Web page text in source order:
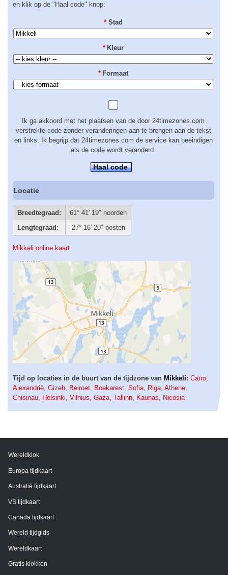
en klik op de "Haal code" knop:
* Stad
* Kleur
* Formaat
Ik ga akkoord met het plaatsen van de door 24timezones.com
verstrekte code zonder veranderingen aan te brengen aan de tekst
en links. Ik begrijp dat 24timezones.com de service kan beëindigen
als de code wordt veranderd.
Haal code
Locatie
Breedtegraad:
61° 41′ 19″ noorden
Lengtegraad:
27° 16′ 20″ oosten
Mikkeli online kaart
Tijd op locaties in de buurt van de tijdzone van Mikkeli: Caïro
Alexandrië Gizeh Beiroet Boekarest Sofia Riga Athene
Chisinau
Helsinki Vilnius Gaza Tallinn Kaunas Nicosia
Wereldklok
Europa tijdkaart
Australië tijdkaart
VS tijdkaart
Canada tijdkaart
Wereld tijdgids
Wereldkaart
Gratis klokken